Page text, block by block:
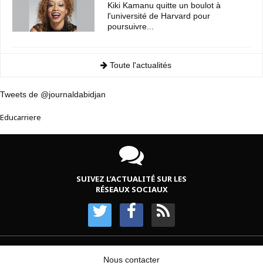
Kiki Kamanu quitte un boulot à
l'université de Harvard pour
poursuivre...
Toute l'actualités
Tweets de @journaldabidjan
Educarriere
SUIVEZ L’ACTUALITÉ SUR LES
RÉSEAUX SOCIAUX
Nous contacter